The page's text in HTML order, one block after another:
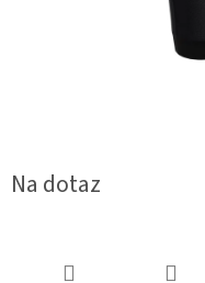
Na dotaz